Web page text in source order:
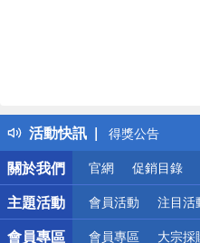
活動快訊
詐騙網頁！請
得獎公告
熱門話題
銀行優惠
偏遠地區配送
詐騙網頁！請小
關於我們
官網 促銷目錄
主題活動 會員活動 注目活
會員專區 會員專區 大宗採